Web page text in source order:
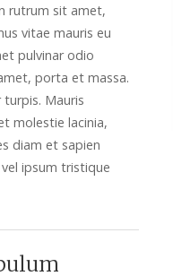
rutrum sit amet,
vitae mauris eu
pulvinar odio
porta et massa.
Mauris
molestie lacinia,
diam et sapien
ipsum tristique